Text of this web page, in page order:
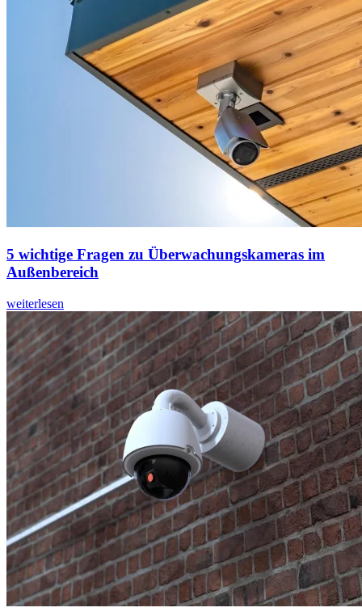
5 wichtige Fragen zu Überwachungskameras im
Außenbereich
weiterlesen